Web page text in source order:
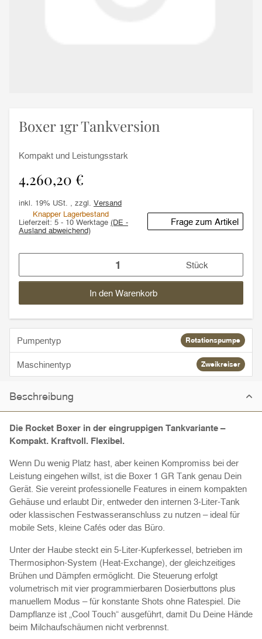
Boxer 1gr Tankversion
Kompakt und Leistungsstark
4.260,20 €
inkl. 19% USt. , zzgl. Versand
Knapper Lagerbestand
Lieferzeit: 5 - 10 Werktage (DE -
Ausland abweichend)
Frage zum Artikel
Stück
In den Warenkorb
Pumpentyp Rotationspumpe
Maschinentyp Zweikreiser
Beschreibung
Die Rocket Boxer in der eingruppigen Tankvariante –
Kompakt. Kraftvoll. Flexibel.
Wenn Du wenig Platz hast, aber keinen Kompromiss bei der
Leistung eingehen willst, ist die Boxer 1 GR Tank genau Dein
Gerät. Sie vereint professionelle Features in einem kompakten
Gehäuse und erlaubt Dir, entweder den internen 3-Liter-Tank
oder klassischen Festwasseranschluss zu nutzen – ideal für
mobile Sets, kleine Cafés oder das Büro.
Unter der Haube steckt ein 5-Liter-Kupferkessel, betrieben im
Thermosiphon-System (Heat-Exchange), der gleichzeitiges
Brühen und Dämpfen ermöglicht. Die Steuerung erfolgt
volumetrisch mit vier programmierbaren Dosierbuttons plus
manuellem Modus – für konstante Shots ohne Ratespiel. Die
Dampflanze ist „Cool Touch“ ausgeführt, damit Du Deine Hände
beim Milchaufschäumen nicht verbrennst.